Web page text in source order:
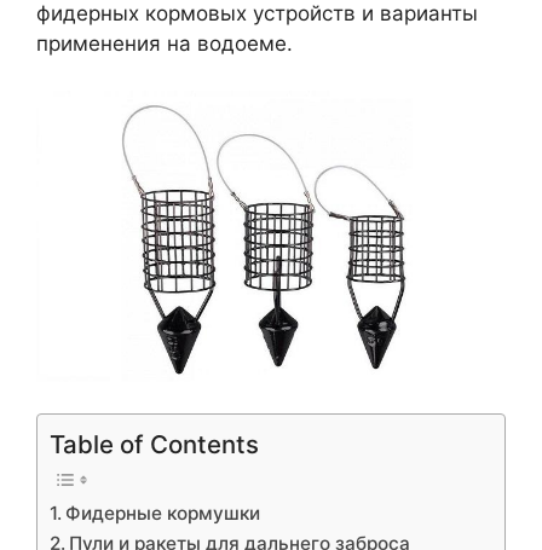
фидерных кормовых устройств и варианты
применения на водоеме.
Table of Contents
Фидерные кормушки
Пули и ракеты для дальнего заброса